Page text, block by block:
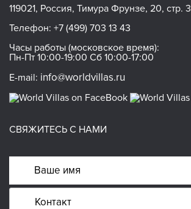
119021, Россия, Тимура Фрунзе, 20, стр. 3
Телефон: +7 (499) 703 13 43
Часы работы (московское время):
Пн-Пт 10:00-19:00 Сб 10:00-17:00
E-mail: info@worldvillas.ru
СВЯЖИТЕСЬ С НАМИ